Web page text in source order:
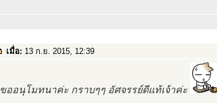
เมื่อ: 13 ก.ย. 2015, 12:39
ขออนุโมทนาค่ะ กราบๆๆ อัศจรรย์ดีแท้เจ้าค่ะ